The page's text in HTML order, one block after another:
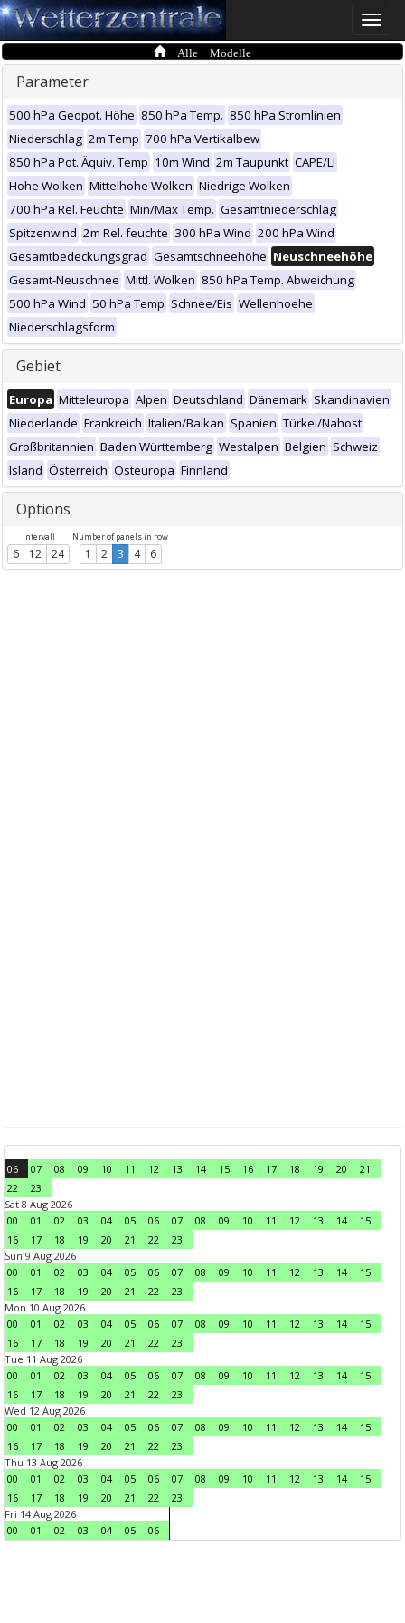
Toggle
Alle Modelle
Parameter
500 hPa Geopot. Höhe 850 hPa Temp. 850 hPa Stromlinien
Niederschlag 2m Temp 700 hPa Vertikalbew
850 hPa Pot. Äquiv. Temp 10m Wind 2m Taupunkt CAPE/LI
Hohe Wolken Mittelhohe Wolken Niedrige Wolken
700 hPa Rel. Feuchte Min/Max Temp. Gesamtniederschlag
Spitzenwind 2m Rel. feuchte 300 hPa Wind 200 hPa Wind
Gesamtbedeckungsgrad Gesamtschneehöhe Neuschneehöhe
Gesamt-Neuschnee Mittl. Wolken 850 hPa Temp. Abweichung
500 hPa Wind 50 hPa Temp Schnee/Eis Wellenhoehe
Niederschlagsform
Gebiet
Europa Mitteleuropa Alpen Deutschland Dänemark Skandinavien
Niederlande Frankreich Italien/Balkan Spanien Türkei/Nahost
Großbritannien Baden Württemberg Westalpen Belgien Schweiz
Island Österreich Osteuropa Finnland
Options
Intervall
6 12 24
Number of panels in row
1 2 3 4 6
06 07 08 09 10 11 12 13 14 15 16 17 18 19 20
21
22
23
Sat 8 Aug 2026
00
01 02 03 04 05 06 07 08 09 10 11 12 13 14
15
16
17 18 19 20 21 22
23
Sun 9 Aug 2026
00
01 02 03 04 05 06 07 08 09 10 11 12 13 14
15
16
17 18 19 20 21 22
23
Mon 10 Aug 2026
00
01 02 03 04 05 06 07 08 09 10 11 12 13 14
15
16
17 18 19 20 21 22
23
Tue 11 Aug 2026
00
01 02 03 04 05 06 07 08 09 10 11 12 13 14
15
16
17 18 19 20 21 22
23
Wed 12 Aug 2026
00
01 02 03 04 05 06 07 08 09 10 11 12 13 14
15
16
17 18 19 20 21 22
23
Thu 13 Aug 2026
00
01 02 03 04 05 06 07 08 09 10 11 12 13 14
15
16
17 18 19 20 21 22
23
Fri 14 Aug 2026
00
01 02 03 04 05 06